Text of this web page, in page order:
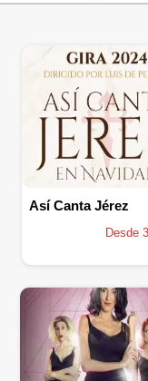
Así Canta Jérez
Desde